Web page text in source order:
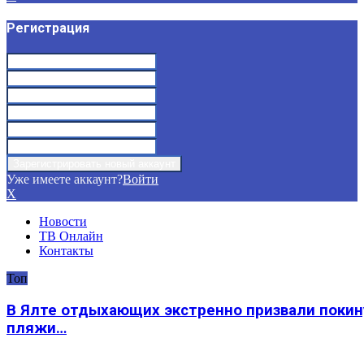
Регистрация
Уже имеете аккаунт?Войти
X
Новости
ТВ Онлайн
Контакты
Топ
В Ялте отдыхающих экстренно призвали
пляжи…